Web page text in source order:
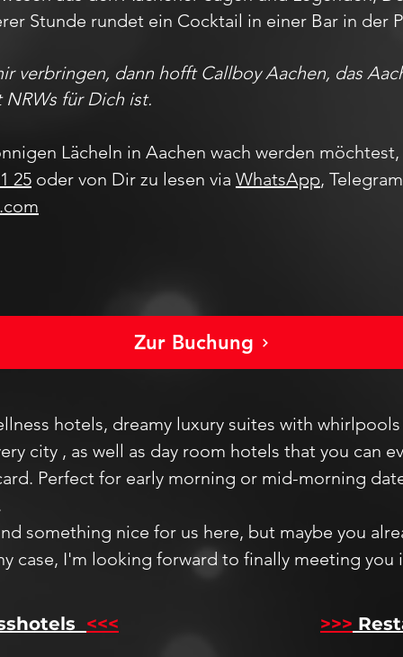
Stunde rundet ein Cocktail in einer Bar in der
verbringen, dann hofft Callboy Aachen, das
für Dich ist.
Lächeln in Aachen wach werden
25 oder von Dir zu lesen via WhatsApp,
Zur Buchung
hotels, dreamy luxury suites with
city , as well as day room hotels that you can
Perfect for early morning or mid-morning
something nice for us here, but maybe you
case, I'm looking forward to finally meeting you
<<< >>>